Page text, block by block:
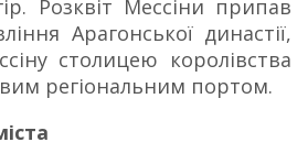
Розквіт Мессіни припав
Арагонської династії,
столицею королівства
регіональним портом.